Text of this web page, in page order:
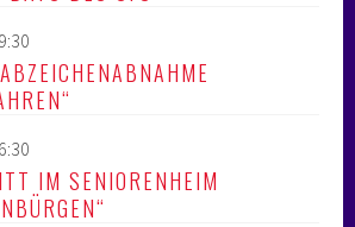
IM SENIORENHEIM